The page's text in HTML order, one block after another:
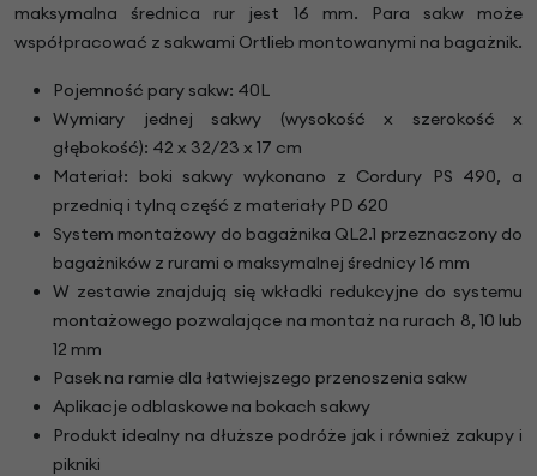
maksymalna średnica rur jest 16 mm. Para sakw może
współpracować z sakwami Ortlieb montowanymi na bagażnik.
Pojemność pary sakw: 40L
Wymiary jednej sakwy (wysokość x szerokość x
głębokość): 42 x 32/23 x 17 cm
Materiał: boki sakwy wykonano z Cordury PS 490, a
przednią i tylną część z materiały PD 620
System montażowy do bagażnika QL2.1 przeznaczony do
bagażników z rurami o maksymalnej średnicy 16 mm
W zestawie znajdują się wkładki redukcyjne do systemu
montażowego pozwalające na montaż na rurach 8, 10 lub
12 mm
Pasek na ramie dla łatwiejszego przenoszenia sakw
Aplikacje odblaskowe na bokach sakwy
Produkt idealny na dłuższe podróże jak i również zakupy i
pikniki